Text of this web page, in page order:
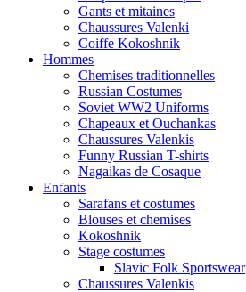
Gants et mitaines
Chaussures Valenki
Coiffe Kokoshnik
Hommes
Chemises traditionnelles
Russian Costumes
Soviet WW2 Uniforms
Chapeaux et Ouchankas
Chaussures Valenkis
Funny Russian T-shirts
Nagaikas de Cosaque
Enfants
Sarafans et costumes
Blouses et chemises
Kokoshnik
Stage costumes
Slavic Folk Sportswear
Chaussures Valenkis